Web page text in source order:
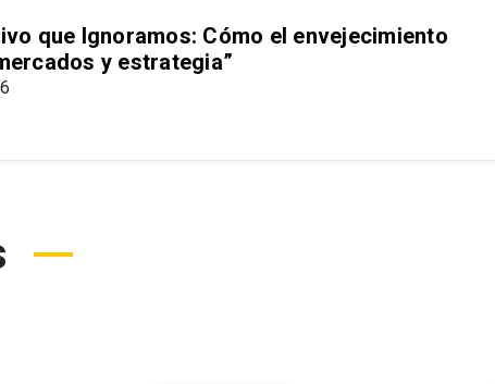
que Ignoramos: Cómo el envejecimiento
y estrategia”